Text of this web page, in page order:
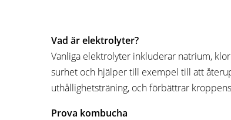
Vad är elektrolyter?
Vanliga elektrolyter inkluderar natrium,
surhet och hjälper till exempel till att
uthållighetsträning, och förbättrar
Prova kombucha